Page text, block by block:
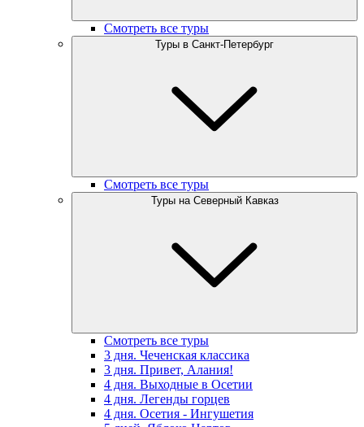
Смотреть все туры
Туры в Санкт-Петербург
Смотреть все туры
Туры на Северный Кавказ
Смотреть все туры
3 дня. Чеченская классика
3 дня. Привет, Алания!
4 дня. Выходные в Осетии
4 дня. Легенды горцев
4 дня. Осетия - Ингушетия